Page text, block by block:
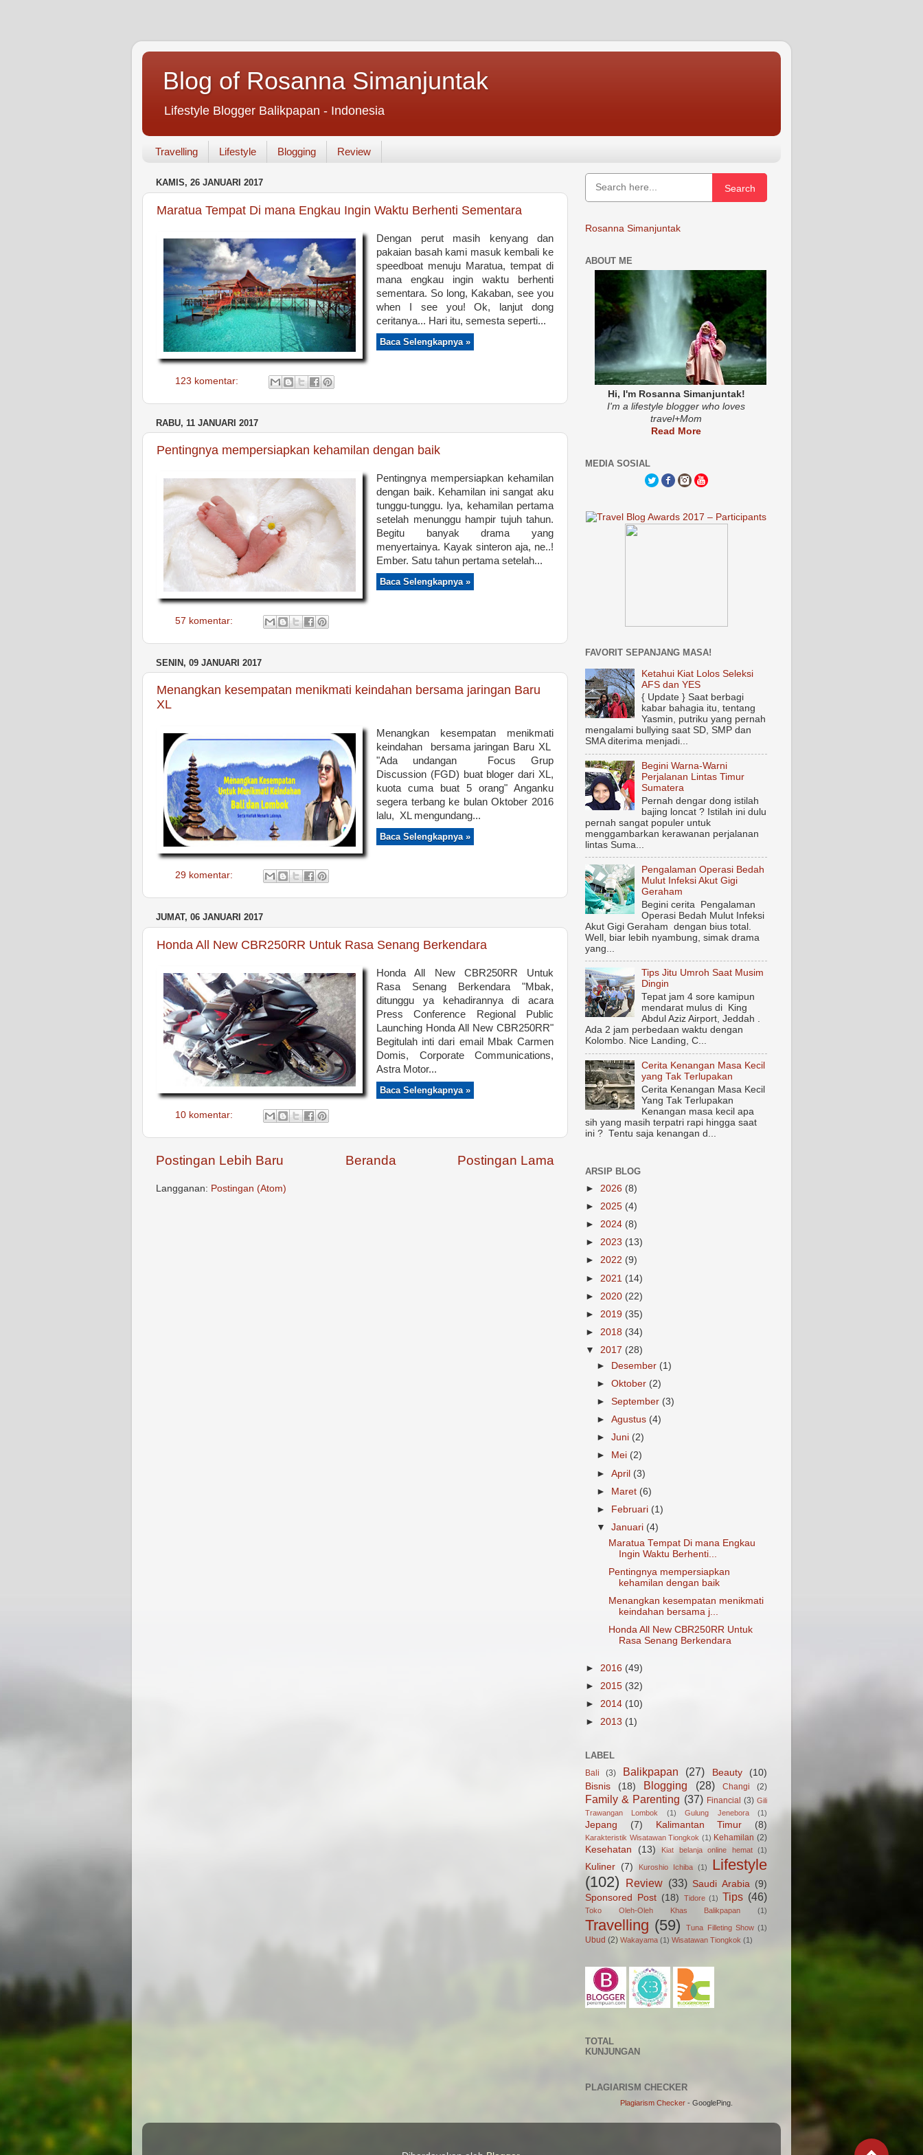
Blog of Rosanna Simanjuntak
Lifestyle Blogger Balikpapan - Indonesia
Travelling Lifestyle Blogging Review
KAMIS, 26 JANUARI 2017
Maratua Tempat Di mana Engkau Ingin Waktu Berhenti Sementara
Dengan perut masih kenyang dan
pakaian basah kami masuk kembali ke
speedboat menuju Maratua, tempat di
mana engkau ingin waktu berhenti
sementara. So long, Kakaban, see you
when I see you! Ok, lanjut dong
ceritanya... Hari itu, semesta seperti...
Baca Selengkapnya »
123 komentar:
RABU, 11 JANUARI 2017
Pentingnya mempersiapkan kehamilan dengan baik
Pentingnya mempersiapkan kehamilan
dengan baik. Kehamilan ini sangat aku
tunggu-tunggu. Iya, kehamilan pertama
setelah menunggu hampir tujuh tahun.
Begitu banyak drama yang
menyertainya. Kayak sinteron aja, ne..!
Ember. Satu tahun pertama setelah...
Baca Selengkapnya »
57 komentar:
SENIN, 09 JANUARI 2017
Menangkan kesempatan menikmati keindahan bersama jaringan Baru
XL
Menangkan kesempatan menikmati
keindahan bersama jaringan Baru XL
"Ada undangan Focus Grup
Discussion (FGD) buat bloger dari XL,
kuota cuma buat 5 orang" Anganku
segera terbang ke bulan Oktober 2016
lalu, XL mengundang...
Baca Selengkapnya »
29 komentar:
JUMAT, 06 JANUARI 2017
Honda All New CBR250RR Untuk Rasa Senang Berkendara
Honda All New CBR250RR Untuk
Rasa Senang Berkendara "Mbak,
ditunggu ya kehadirannya di acara
Press Conference Regional Public
Launching Honda All New CBR250RR"
Begitulah inti dari email Mbak Carmen
Domis, Corporate Communications,
Astra Motor...
Baca Selengkapnya »
10 komentar:
Postingan Lebih Baru Postingan Lama
Beranda
Langganan: Postingan (Atom)
Search
Rosanna Simanjuntak
ABOUT ME
Hi, I'm Rosanna Simanjuntak!
I'm a lifestyle blogger who loves
travel+Mom
Read More
MEDIA SOSIAL
FAVORIT SEPANJANG MASA!
Ketahui Kiat Lolos Seleksi
AFS dan YES
{ Update } Saat berbagi
kabar bahagia itu, tentang
Yasmin, putriku yang pernah
mengalami bullying saat SD, SMP dan
SMA diterima menjadi...
Begini Warna-Warni
Perjalanan Lintas Timur
Sumatera
Pernah dengar dong istilah
bajing loncat ? Istilah ini dulu
pernah sangat populer untuk
menggambarkan kerawanan perjalanan
lintas Suma...
Pengalaman Operasi Bedah
Mulut Infeksi Akut Gigi
Geraham
Begini cerita Pengalaman
Operasi Bedah Mulut Infeksi
Akut Gigi Geraham dengan bius total.
Well, biar lebih nyambung, simak drama
yang...
Tips Jitu Umroh Saat Musim
Dingin
Tepat jam 4 sore kamipun
mendarat mulus di King
Abdul Aziz Airport, Jeddah .
Ada 2 jam perbedaan waktu dengan
Kolombo. Nice Landing, C...
Cerita Kenangan Masa Kecil
yang Tak Terlupakan
Cerita Kenangan Masa Kecil
Yang Tak Terlupakan
Kenangan masa kecil apa
sih yang masih terpatri rapi hingga saat
ini ? Tentu saja kenangan d...
ARSIP BLOG
► 2026 (8)
► 2025 (4)
► 2024 (8)
► 2023 (13)
► 2022 (9)
► 2021 (14)
► 2020 (22)
► 2019 (35)
► 2018 (34)
▼ 2017 (28)
►
Desember (1)
►Oktober (2)
►September (3)
►Agustus (4)
►Juni (2)
►
Mei (2)
►April (3)
► Maret (6)
►
Februari (1)
▼Januari (4)
Maratua Tempat Di mana Engkau
Ingin Waktu Berhenti...
Pentingnya mempersiapkan
kehamilan dengan baik
Menangkan kesempatan menikmati
keindahan bersama j...
Honda All New CBR250RR Untuk
Rasa Senang Berkendara
► 2016 (49)
► 2015 (32)
► 2014 (10)
► 2013 (1)
LABEL
Bali (3) Balikpapan (27) Beauty
(10)
Bisnis
(18) Blogging (28) Changi (2)
Family & Parenting (37) Financial (3) Gili
Trawangan Lombok
(1) Gulung Jenebora (1)
Jepang (7) Kalimantan Timur (8)
Karakteristik Wisatawan Tiongkok (1) Kehamilan (2)
Kesehatan (13) Kiat belanja online hemat (1)
Kuliner (7) Kuroshio Ichiba (1)
Lifestyle
(102)
Review (33) Saudi Arabia (9)
Sponsored Post (18) Tidore (1) Tips (46)
Toko Oleh-Oleh Khas Balikpapan (1)
Travelling (59) Tuna Filleting Show (1)
Ubud (2) Wakayama (1) Wisatawan Tiongkok (1)
TOTAL
KUNJUNGAN
PLAGIARISM CHECKER
Plagiarism Checker- GooglePing.